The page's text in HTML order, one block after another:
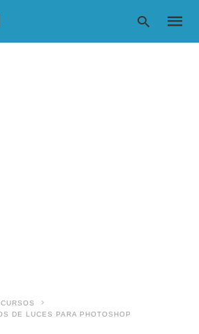
DE LUCES PARA PHOTOSHOP